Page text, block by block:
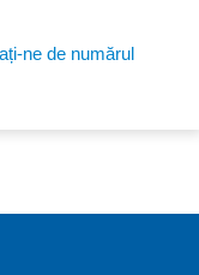
ne de numărul